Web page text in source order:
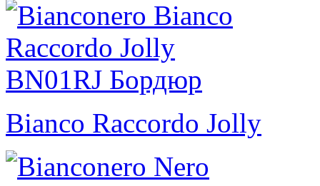
Bianco Raccordo Jolly